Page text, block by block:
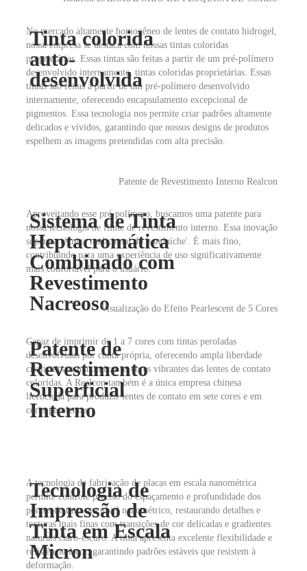
Tinta colorida
auto-
desenvolvida
No mercado altamente homogêneo de lentes de contato hidrogel,
nossa empresa se destaca com nossas tintas coloridas
proprietárias. Essas tintas são feitas a partir de um pré-polímero
desenvolvido internamente, tintas coloridas proprietárias. Essas
tintas são feitas a partir de um pré-polímero desenvolvido
internamente, oferecendo encapsulamento excepcional de
pigmentos. Essa tecnologia nos permite criar padrões altamente
delicados e vívidos, garantindo que nossos designs de produtos
espelhem as imagens pretendidas com alta precisão.
Sistema de Tinta
Heptacromática
Combinado com
Revestimento
Nacreoso
Patente de Revestimento Interno Realcon
Aproveitando esse pré-polímero, buscamos uma patente para
nossa tecnologia de filme de revestimento interno. Essa inovação
supera a técnica tradicional do 'sanduíche'. É mais fino,
contribuindo para uma experiência de uso significativamente
mais confortável para o usuário.
Patente de
Revestimento
Superficial
Interno
Visualização do Efeito Pearlescent de 5 Cores
Capaz de imprimir de 1 a 7 cores com tintas peroladas
desenvolvidas por conta própria, oferecendo ampla liberdade
criativa para maximizar as cores vibrantes das lentes de contato
coloridas. A Realcon também é a única empresa chinesa
licenciada para produzir lentes de contato em sete cores e em
cores perolentas.
Tecnologia de
Impressão de
Tinta em Escala
Micron
A tecnologia de fabricação de placas em escala nanométrica
permite controle preciso do espaçamento e profundidade dos
pontos de tinta em nível nanométrico, restaurando detalhes e
texturas mais finas com transições de cor delicadas e gradientes
naturais claro-escuro. A tinta apresenta excelente flexibilidade e
resistência à cor, garantindo padrões estáveis que resistem à
deformação.